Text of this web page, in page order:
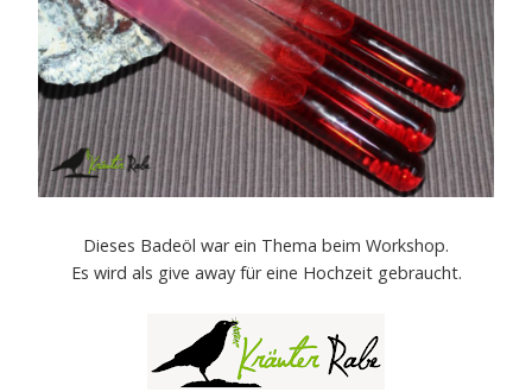
Dieses Badeöl war ein Thema beim Workshop.
Es wird als give away für eine Hochzeit gebraucht.